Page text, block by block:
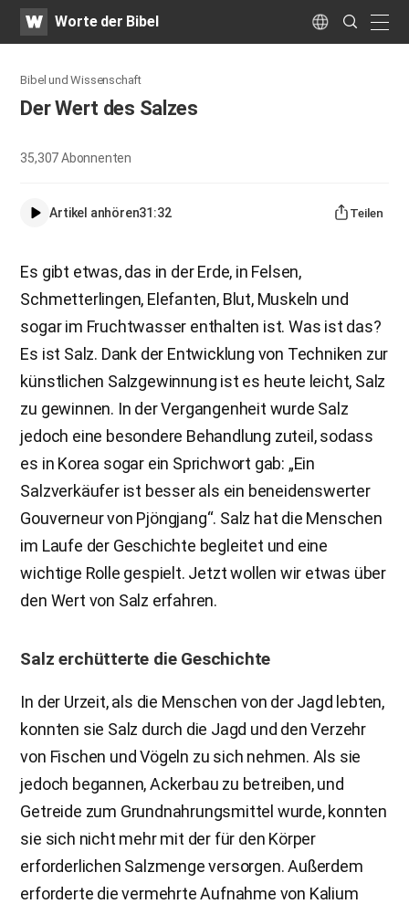
WATVWorte der Bibel Language
Search
Submit
Bibel und Wissenschaft
Der Wert des Salzes
35,307Abonnenten
Artikel anhören31:32 Teilen
Es gibt etwas, das in der Erde, in Felsen,
Schmetterlingen, Elefanten, Blut, Muskeln und
sogar im Fruchtwasser enthalten ist. Was ist das?
Es ist Salz. Dank der Entwicklung von Techniken zur
künstlichen Salzgewinnung ist es heute leicht, Salz
zu gewinnen. In der Vergangenheit wurde Salz
jedoch eine besondere Behandlung zuteil, sodass
es in Korea sogar ein Sprichwort gab: „Ein
Salzverkäufer ist besser als ein beneidenswerter
Gouverneur von Pjöngjang“. Salz hat die Menschen
im Laufe der Geschichte begleitet und eine
wichtige Rolle gespielt. Jetzt wollen wir etwas über
den Wert von Salz erfahren.
Salz erchütterte die Geschichte
In der Urzeit, als die Menschen von der Jagd lebten,
konnten sie Salz durch die Jagd und den Verzehr
von Fischen und Vögeln zu sich nehmen. Als sie
jedoch begannen, Ackerbau zu betreiben, und
Getreide zum Grundnahrungsmittel wurde, konnten
sie sich nicht mehr mit der für den Körper
erforderlichen Salzmenge versorgen. Außerdem
erforderte die vermehrte Aufnahme von Kalium